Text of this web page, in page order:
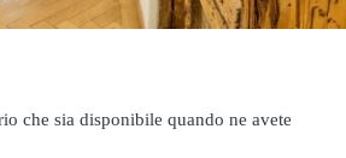
che sia disponibile quando ne avete